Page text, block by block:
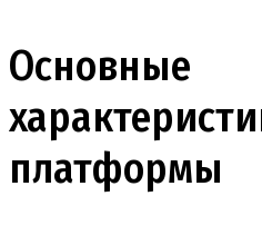
Основные
платформы